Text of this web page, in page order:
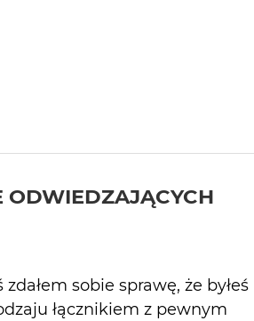
ODWIEDZAJĄCYCH
sobie sprawę, że byłeś
łącznikiem z pewnym